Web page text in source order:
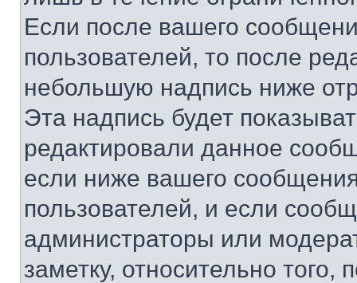
Если после вашего
пользователей, то после
небольшую надпись ниже
Эта надпись будет
редактировали данное
если ниже вашего
пользователей, и если
администраторы или
заметку, относительно